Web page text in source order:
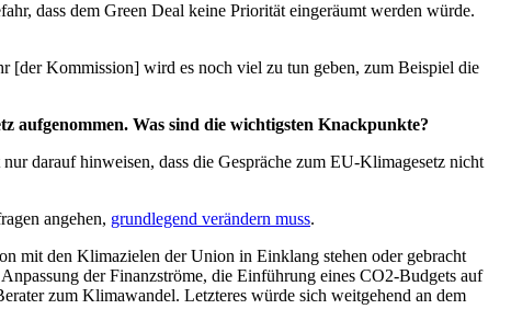
dass dem Green Deal keine Priorität eingeräumt werden würde.
[der Kommission] wird es noch viel zu tun geben, zum Beispiel die
aufgenommen. Was sind die wichtigsten Knackpunkte?
darauf hinweisen, dass die Gespräche zum EU-Klimagesetz nicht
angehen, grundlegend verändern muss.
mit den Klimazielen der Union in Einklang stehen oder gebracht
der Finanzströme, die Einführung eines CO2-Budgets auf
zum Klimawandel. Letzteres würde sich weitgehend an dem